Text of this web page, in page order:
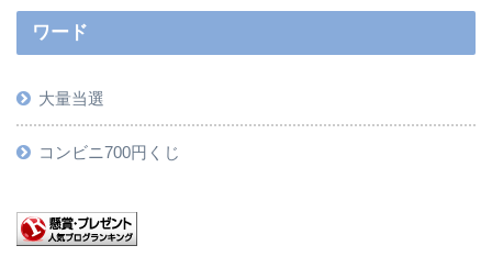
ワード
大量当選
コンビニ700円くじ